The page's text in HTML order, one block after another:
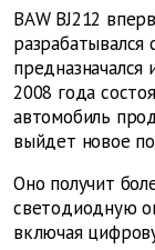
BAW BJ212
2008 года
автомобиль
выйдет новое
Оно получит
светодиодную
включая